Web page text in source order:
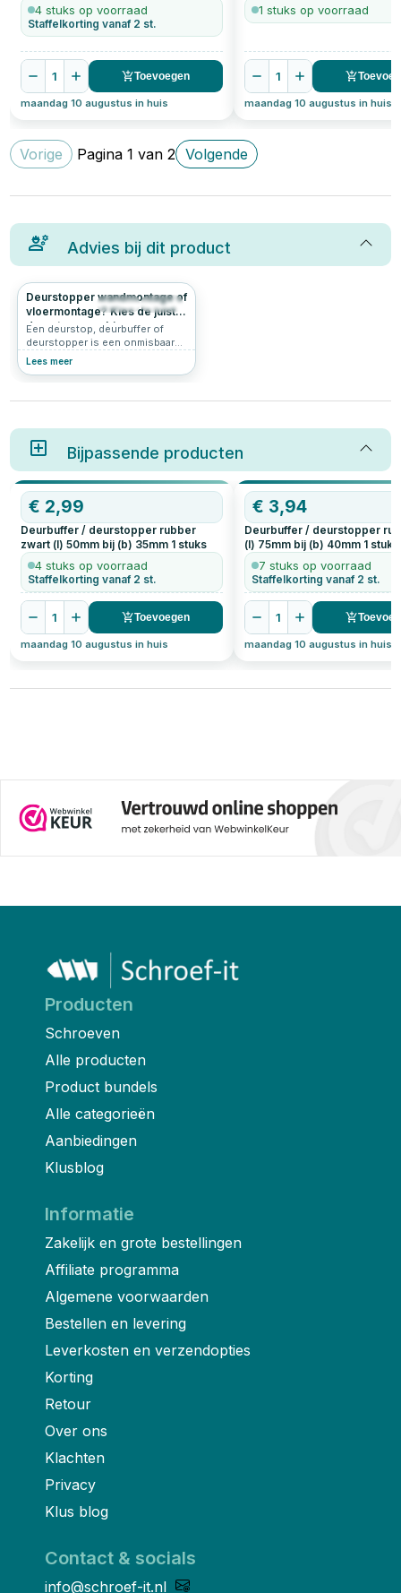
4 stuks op voorraad
Staffelkorting vanaf 2 st.
1 Toevoegen
maandag 10 augustus in huis
1 stuks op voorraad
1
maandag 10 augustus in huis
Vorige Pagina1 van2 Volgende
Advies bij dit product
255 4.7
Deurstopper wandmontage of
vloermontage? Kies de juiste
deurstop voor binnen en
buiten.
Een deurstop, deurbuffer of
deurstopper is een onmisbaar
accessoire voor iedereen die
oplossing voor een
veelvoorkomend probleem:
deuren. Maar hoe kies je de
juiste deurstop en hoe
installeer je een deurstop? We
leggen het stap voor stap uit.
Lees meer
Bijpassende producten
€ 2,99
Deurbuffer / deurstopper rubber
zwart (l) 50mm bij (b) 35mm 1 stuks
4 stuks op voorraad
Staffelkorting vanaf 2 st.
1 Toevoegen
maandag 10 augustus in huis
€ 3,94
Deurbuffer / deurstopper
(l) 75mm bij (b) 40mm 1 stuks
7 stuks op voorraad
Staffelkorting vanaf 2 st.
1
maandag 10 augustus in huis
Producten
Schroeven
Alle producten
Product bundels
Alle categorieën
Aanbiedingen
Klusblog
Informatie
Zakelijk en grote bestellingen
Affiliate programma
Algemene voorwaarden
Bestellen en levering
Leverkosten en verzendopties
Korting
Retour
Over ons
Klachten
Privacy
Klus blog
Contact & socials
info@schroef-it.nl